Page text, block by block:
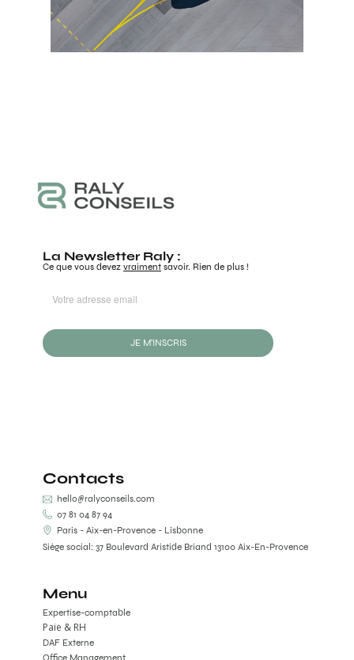
La Newsletter Raly :
Ce que vous devez vraiment savoir. Rien de plus !
JE M'INSCRIS
Contacts
hello@ralyconseils.com
07 81 04 87 94
Paris - Aix-en-Provence - Lisbonne
Siège social: 37 Boulevard Aristide Briand 13100 Aix-En-Provence
Menu
Expertise-comptable
DAF Externe
Office Management
Paie & RH